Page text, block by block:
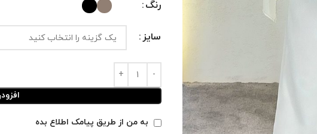
رنگ
سایز
به من از طریق پیامک اطلاع بده